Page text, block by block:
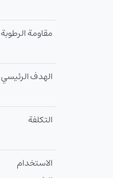
مقاومة الرطوبة
الهدف الرئيسي
التكلفة
الاستخدام